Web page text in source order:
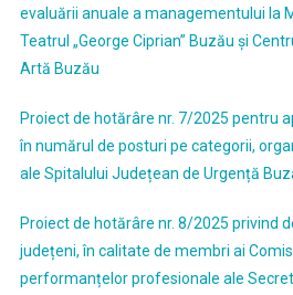
evaluării anuale a managementului la
Teatrul „George Ciprian” Buzău și
Artă Buzău
Proiect de hotărâre nr. 7/2025 pentru
în numărul de posturi pe categorii,
ale Spitalului Județean de Urgență
Proiect de hotărâre nr. 8/2025 privind
județeni, în calitate de membri ai
performanțelor profesionale ale